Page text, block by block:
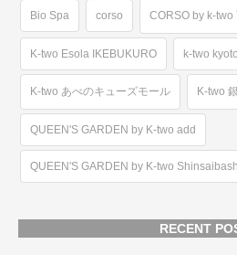
Bio Spa corso CORSO by k-two
K-two Esola IKEBUKURO k-two
K-two あべのキューズモール K-two
QUEEN'S GARDEN by K-two add
QUEEN'S GARDEN by K-two
RECENT